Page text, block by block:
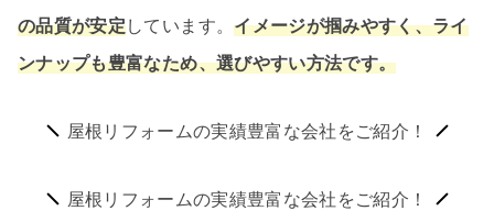
の品質が安定しています。イメージが掴みやすく、ライ
ンナップも豊富なため、選びやすい方法です。
屋根リフォームの実績豊富な会社をご紹介！
屋根リフォームの実績豊富な会社をご紹介！